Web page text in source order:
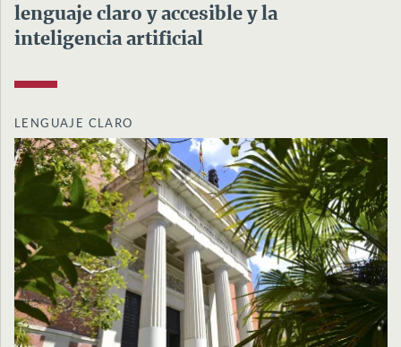
lenguaje claro y accesible y la
inteligencia artificial
LENGUAJE CLARO